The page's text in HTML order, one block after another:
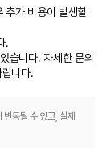
추가 비용이 발생할
.
습니다. 자세한 문의
니다.
변동될 수 있고, 실제